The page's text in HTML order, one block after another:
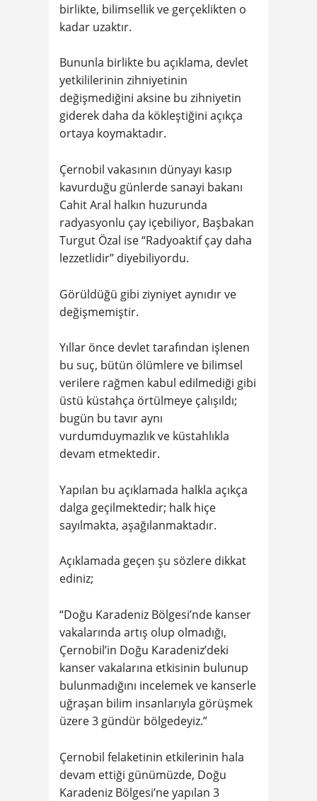
birlikte, bilimsellik ve gerçeklikten o
kadar uzaktır.
Bununla birlikte bu açıklama, devlet
yetkililerinin zihniyetinin
değişmediğini aksine bu zihniyetin
giderek daha da kökleştiğini açıkça
ortaya koymaktadır.
Çernobil vakasının dünyayı kasıp
kavurduğu günlerde sanayi bakanı
Cahit Aral halkın huzurunda
radyasyonlu çay içebiliyor, Başbakan
Turgut Özal ise “Radyoaktif çay daha
lezzetlidir” diyebiliyordu.
Görüldüğü gibi ziyniyet aynıdır ve
değişmemiştir.
Yıllar önce devlet tarafından işlenen
bu suç, bütün ölümlere ve bilimsel
verilere rağmen kabul edilmediği gibi
üstü küstahça örtülmeye çalışıldı;
bugün bu tavır aynı
vurdumduymazlık ve küstahlıkla
devam etmektedir.
Yapılan bu açıklamada halkla açıkça
dalga geçilmektedir; halk hiçe
sayılmakta, aşağılanmaktadır.
Açıklamada geçen şu sözlere dikkat
ediniz;
“Doğu Karadeniz Bölgesi’nde kanser
vakalarında artış olup olmadığı,
Çernobil’in Doğu Karadeniz’deki
kanser vakalarına etkisinin bulunup
bulunmadığını incelemek ve kanserle
uğraşan bilim insanlarıyla görüşmek
üzere 3 gündür bölgedeyiz.”
Çernobil felaketinin etkilerinin hala
devam ettiği günümüzde, Doğu
Karadeniz Bölgesi’ne yapılan 3